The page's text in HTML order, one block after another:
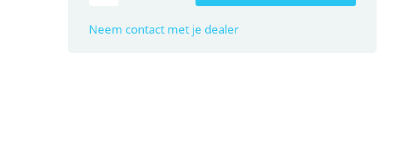
Neem contact met je dealer